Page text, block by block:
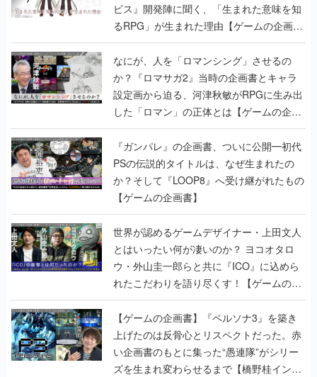
ビス』開発陣に聞く、「生まれた意味を知
るRPG」が生まれた理由【ゲームの企画
書】
なにが、人を「ロマンシング」させるの
か？『ロマサガ2』当時の企画書とキャラ
設定画から迫る、河津秋敏がRPGに生み出
した「ロマン」の正体とは【ゲームの企画
書】
『ガンパレ』の企画書、ついに公開━初代
PSの伝説的タイトルは、なぜ生まれたの
か？そして『LOOP8』へ受け継がれたもの
【ゲームの企画書】
世界が認めるゲームデザイナー・上田文人
とはいったい何が凄いのか？ ヨコオタロ
ウ・外山圭一郎らと共に『ICO』に込めら
れたこだわりを語り尽くす！【ゲームの企
画書】
【ゲームの企画書】『ペルソナ3』を築き
上げたのは反骨心とリスペクトだった。赤
い企画書のもとに集った“愚連隊”がシリー
ズを生まれ変わらせるまで【橋野桂インタ